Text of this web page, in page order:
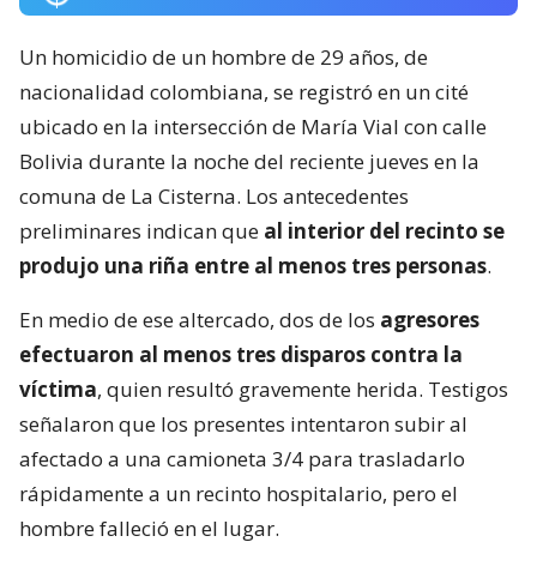
Un homicidio de un hombre de 29 años, de
nacionalidad colombiana, se registró en un cité
ubicado en la intersección de María Vial con calle
Bolivia durante la noche del reciente jueves en la
comuna de La Cisterna. Los antecedentes
preliminares indican que al interior del recinto se
produjo una riña entre al menos tres personas.
En medio de ese altercado, dos de los agresores
efectuaron al menos tres disparos contra la
víctima, quien resultó gravemente herida. Testigos
señalaron que los presentes intentaron subir al
afectado a una camioneta 3/4 para trasladarlo
rápidamente a un recinto hospitalario, pero el
hombre falleció en el lugar.